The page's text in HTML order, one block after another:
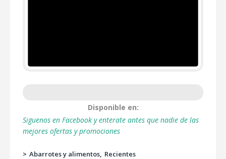
Disponible en:
Siguenos en Facebook y enterate antes que nadie de las
mejores ofertas y promociones
> Abarrotes y alimentos Recientes